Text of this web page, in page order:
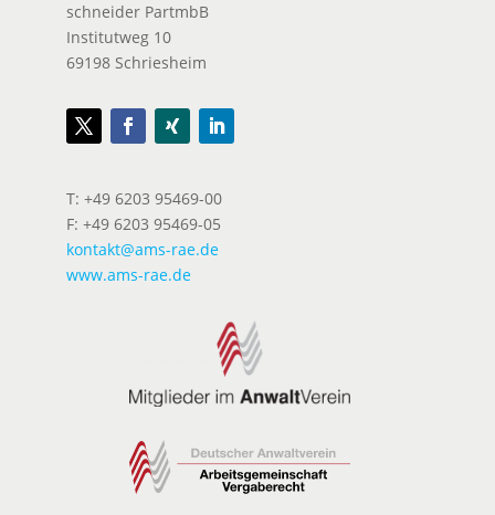
schneider PartmbB
Institutweg 10
69198 Schriesheim
T: +49 6203 95469-00
F: +49 6203 95469-05
kontakt@ams-rae.de
www.ams-rae.de